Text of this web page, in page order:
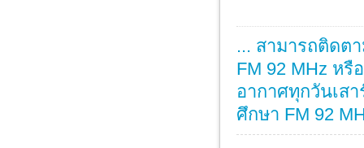
... สามารถติดต
FM 92 MHz หรื
อากาศทุกวันเส
ศึกษา FM 92